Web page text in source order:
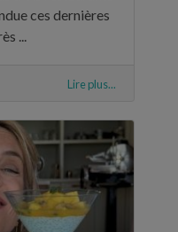
ces dernières
...
Lire plus...